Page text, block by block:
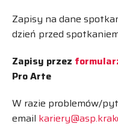
Zapisy na dane
dzień przed
Zapisy przez
Pro Arte
W razie problemów/
email